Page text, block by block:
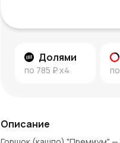
Долями
по 785 ₽x4 по
Описание